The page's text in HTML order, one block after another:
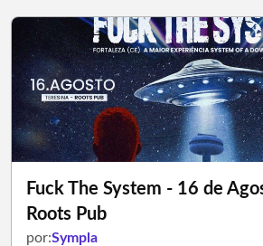
Fuck The System - 16 de
Roots Pub
por:Sympla